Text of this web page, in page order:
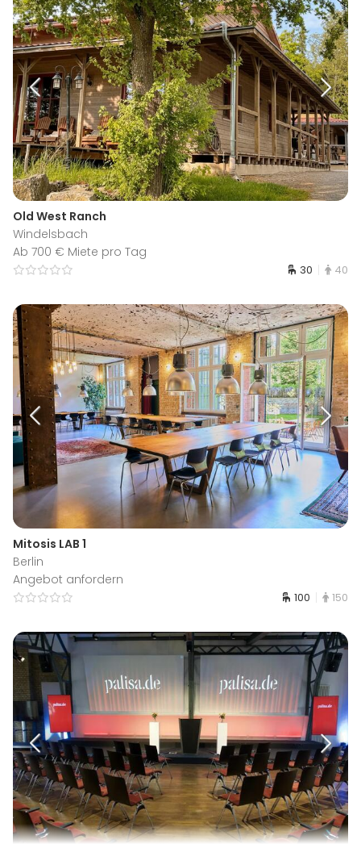
Old West Ranch
Windelsbach
Ab 700 € Miete pro Tag
30 40
Mitosis LAB 1
Berlin
Angebot anfordern
100 150